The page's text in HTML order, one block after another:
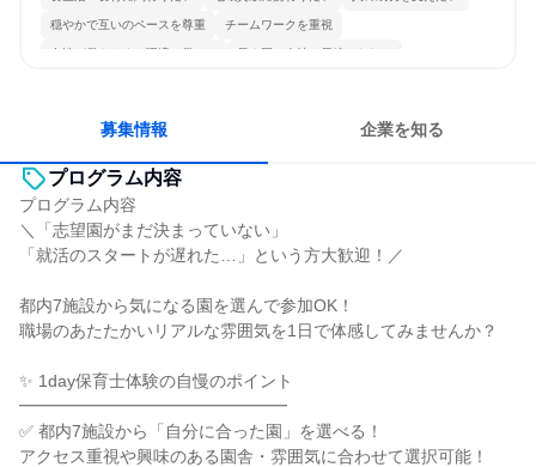
穏やかで互いのペースを尊重 チームワークを重視
女性が働きやすい環境で働ける 長く同じ会社に居続けられる
募集情報 企業を知る
プログラム内容
プログラム内容
＼「志望園がまだ決まっていない」
「就活のスタートが遅れた…」という方大歓迎！／
都内7施設から気になる園を選んで参加OK！
職場のあたたかいリアルな雰囲気を1日で体感してみませんか？
✨️ 1day保育士体験の自慢のポイント
━━━━━━━━━━━━━━━━
✅️ 都内7施設から「自分に合った園」を選べる！
アクセス重視や興味のある園舎・雰囲気に合わせて選択可能！